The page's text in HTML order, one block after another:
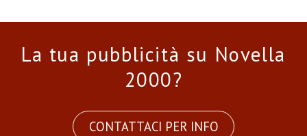
La tua pubblicità su Novella
2000?
CONTATTACI PER INFO